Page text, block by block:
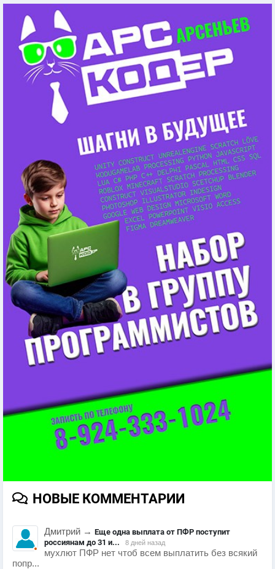
НОВЫЕ КОММЕНТАРИИ
Дмитрий → Еще одна выплата от ПФР поступит
россиянам до 31 и...
8 дней назад
мухлют ПФР нет чтоб всем выплатить без всякий
попр...